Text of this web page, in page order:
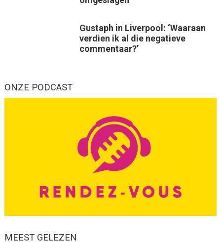
Gustaph in Liverpool: ‘Waaraan
verdien ik al die negatieve
commentaar?’
ONZE PODCAST
MEEST GELEZEN